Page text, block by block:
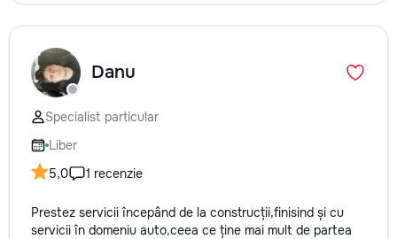
Danu
Specialist particular
Liber
5,0
1 recenzie
Prestez servicii începând de la construcții,finisind și cu
servicii în domeniu auto,ceea ce ține mai mult de partea